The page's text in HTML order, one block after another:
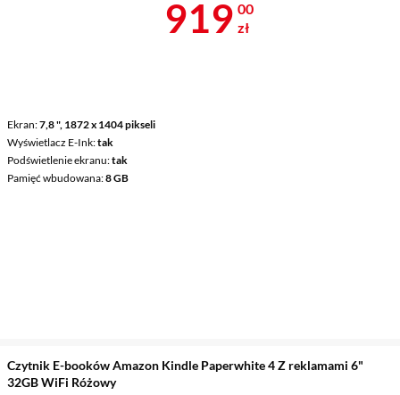
Ekran 7,8 ", 1872 x 1404 pikseli
Wyświetlacz E-Ink tak
Podświetlenie ekranu tak
Pamięć wbudowana 8 GB
Cena 919 zł
919 00
zł
Czytnik E-booków Amazon Kindle Paperwhite 4 Z reklamami 6"
32GB WiFi Różowy